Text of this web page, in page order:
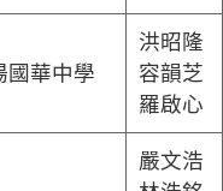
國華中學
洪昭隆
容韻芝
羅啟心
嚴文浩